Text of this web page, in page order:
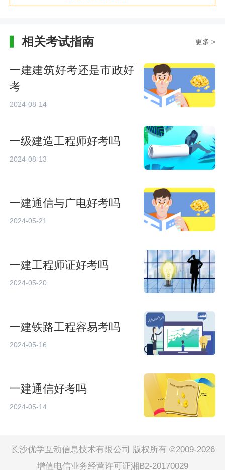
相关考试指南 更多 >
一建建筑好考还是市政好
考
2024-08-14
一级建造工程师好考吗
2024-08-13
一建通信与广电好考吗
2024-05-21
一建工程师证好考吗
2024-05-20
一建铁路工程容易考吗
2024-05-16
一建通信好考吗
2024-05-14
长沙优学互动信息技术有限公司 版权所有 ©2009-2026
增值电信业务经营许可证湘B2-20170029